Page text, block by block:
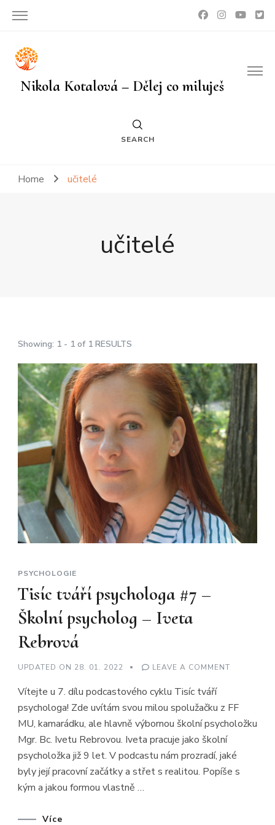
Nikola Kotalová – Dělej co miluješ
SEARCH
Home učitelé
učitelé
Showing: 1 - 1 of 1 RESULTS
PSYCHOLOGIE
Tisíc tváří psychologa #7 –
Školní psycholog – Iveta
Rebrová
UPDATED ON 28. 01. 2022 LEAVE A COMMENT
–
ŠKOLNÍ
REBROVÁ
Vítejte u 7. dílu podcastového cyklu Tisíc tváří
psychologa! Zde uvítám svou milou spolužačku z FF
MU, kamarádku, ale hlavně výbornou školní psycholožku
Mgr. Bc. Ivetu Rebrovou. Iveta pracuje jako školní
psycholožka již 9 let. V podcastu nám prozradí, jaké
byly její pracovní začátky a střet s realitou. Popíše s
kým a jakou formou vlastně …
Více